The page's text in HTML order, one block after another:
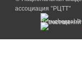
ассоциация "РЦТТ"